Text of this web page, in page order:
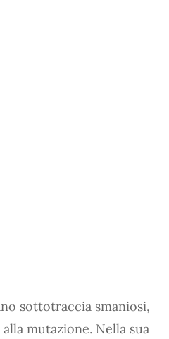
sottotraccia smaniosi,
mutazione. Nella sua